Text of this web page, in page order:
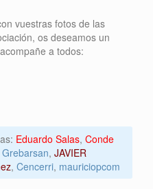
vuestras fotos de las
os deseamos un
a todos:
Eduardo Salas, Conde
Grebarsan, JAVIER
, Cencerri, mauriciopcom